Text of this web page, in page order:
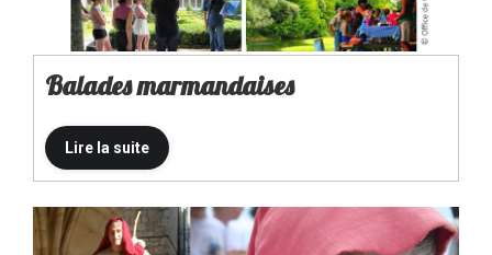
Balades marmandaises